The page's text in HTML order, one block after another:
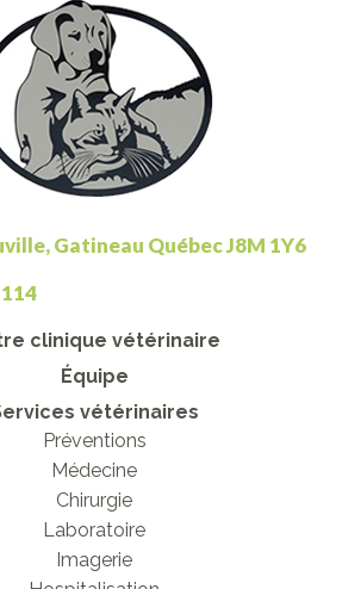
Gatineau Québec J8M 1Y6
clinique vétérinaire
Équipe
vétérinaires
Préventions
Médecine
Chirurgie
Laboratoire
Imagerie